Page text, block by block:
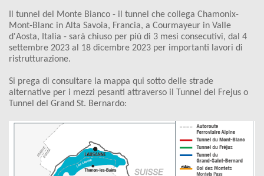
Il tunnel del Monte Bianco - il tunnel che collega Chamonix-
Mont-Blanc in Alta Savoia, Francia, a Courmayeur in Valle
d'Aosta, Italia - sarà chiuso per più di 3 mesi consecutivi, dal 4
settembre 2023 al 18 dicembre 2023 per importanti lavori di
ristrutturazione.
Si prega di consultare la mappa qui sotto delle strade
alternative per i mezzi pesanti attraverso il Tunnel del Frejus o
Tunnel del Grand St. Bernardo: